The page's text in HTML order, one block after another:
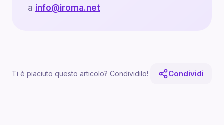
a info@iroma.net
Ti è piaciuto questo articolo? Condividilo! Condividi